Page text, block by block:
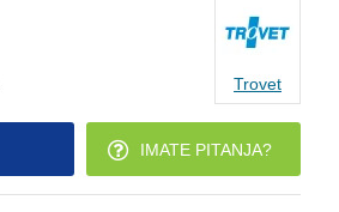
Trovet
IMATE PITANJA?